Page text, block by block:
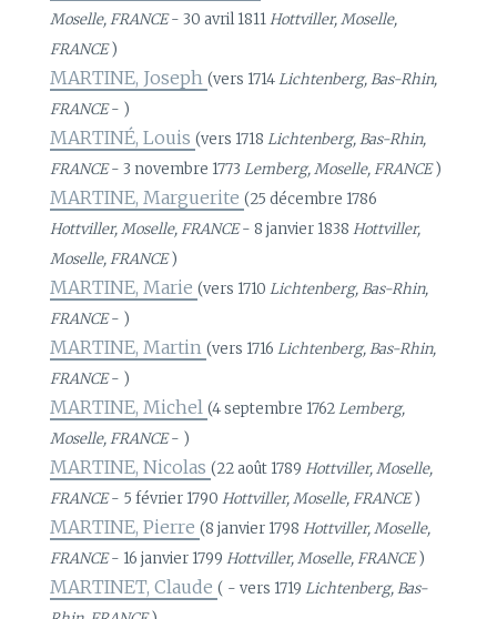
Moselle, FRANCE- 30 avril 1811Hottviller, Moselle,
FRANCE)
MARTINE, Joseph(vers 1714Lichtenberg, Bas-Rhin,
FRANCE- )
MARTINÉ, Louis(vers 1718Lichtenberg, Bas-Rhin,
FRANCE- 3 novembre 1773Lemberg, Moselle, FRANCE)
MARTINE, Marguerite(25 décembre 1786
Hottviller, Moselle, FRANCE- 8 janvier 1838Hottviller,
Moselle, FRANCE)
MARTINE, Marie(vers 1710Lichtenberg, Bas-Rhin,
FRANCE- )
MARTINE, Martin(vers 1716Lichtenberg, Bas-Rhin,
FRANCE- )
MARTINE, Michel(4 septembre 1762Lemberg,
Moselle, FRANCE- )
MARTINE, Nicolas(22 août 1789Hottviller, Moselle,
FRANCE- 5 février 1790Hottviller, Moselle, FRANCE)
MARTINE, Pierre(8 janvier 1798Hottviller, Moselle,
FRANCE- 16 janvier 1799Hottviller, Moselle, FRANCE)
MARTINET, Claude( - vers 1719Lichtenberg, Bas-